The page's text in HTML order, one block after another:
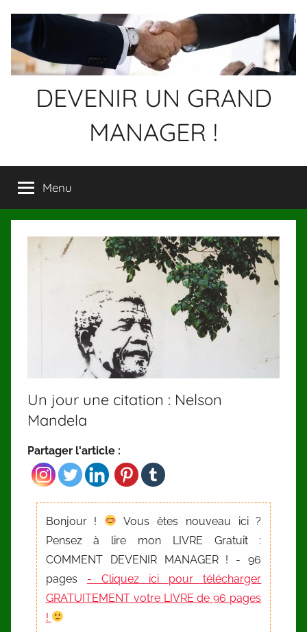
contenu
DEVENIR UN GRAND
MANAGER !
GRAND
MANAGER
!
Menu
Un jour une citation : Nelson
Mandela
Partager l'article :
Bonjour !
Vous êtes nouveau ici ?
Pensez à lire mon LIVRE Gratuit :
COMMENT DEVENIR MANAGER ! - 96
pages - Cliquez ici pour télécharger
GRATUITEMENT votre LIVRE de 96 pages
!